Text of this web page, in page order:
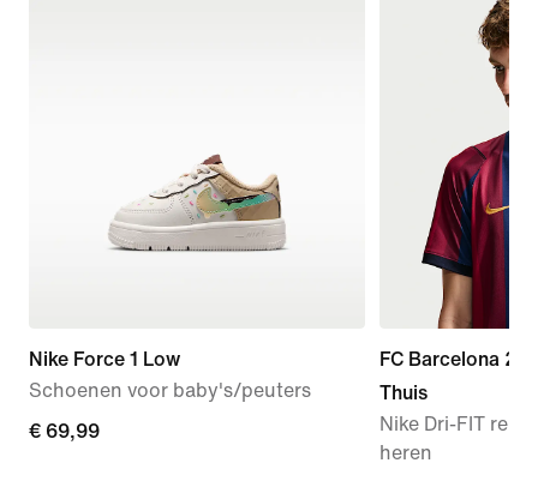
Nike Force 1 Low
Schoenen voor baby's/peuters
€ 69,99
€ 69,99
FC Barcelona
Thuis
Nike Dri-FIT
heren